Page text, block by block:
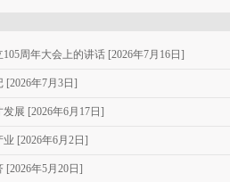
周年大会上的讲话 [2026年7月16日]
[2026年7月3日]
展 [2026年6月17日]
[2026年6月2日]
年5月20日]